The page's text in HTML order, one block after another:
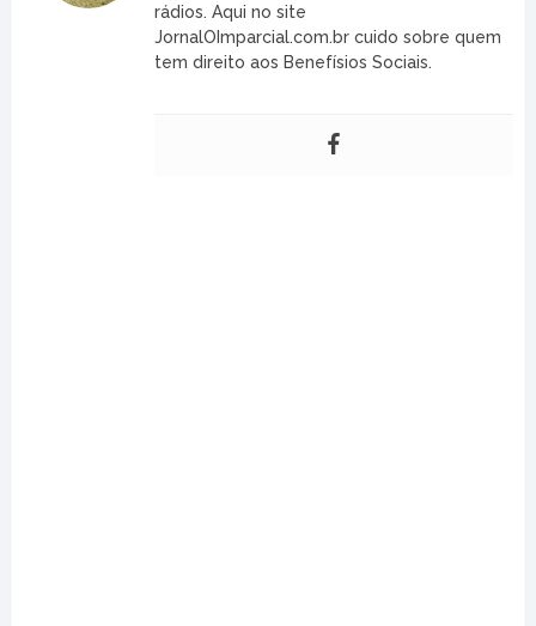
rádios. Aqui no site
JornalOImparcial.com.br cuido sobre quem
tem direito aos Benefísios Sociais.